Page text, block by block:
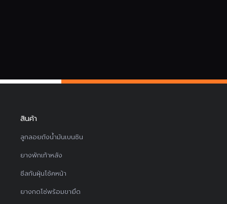
สินค้า
ลูกลอยถังน้ำมันเบนซิน
ยางพักเท้าหลัง
ซีลกันฝุ่นโช้คหน้า
ยางกดโซ่พร้อมขายึด